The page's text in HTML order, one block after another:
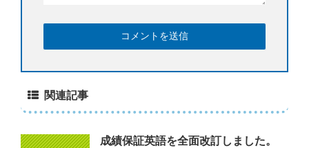
関連記事
成績保証英語を全面改訂しました。